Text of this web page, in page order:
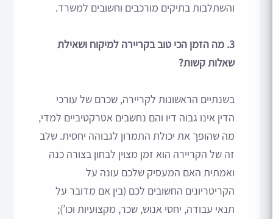
והשתלבות בתיקים מורכבים וחשובים למשרד.
3. מה הזמן הכי טוב בקריירה למיקוח ושאילת
שאלות קשות?
בשנתיים הראשונות לקריירה, שכרם של עורכי
הדין אינו גבוה דיו והם נחשבים אטרקטיביים למדי,
מה שהופך את יכולת התמרון לגבוהה יחסית. שלב
זה של הקריירה הוא זמן מצוין לבחון בצורה כנה
ואמתית האם המעסיק שלכם עונה על
הקריטריונים החשובים לכם (בין אם מדובר על
תנאי עבודה, יחסי אנוש, שכר, מקצועיות וכו’);